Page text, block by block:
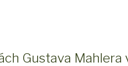
Gustava Mahlera